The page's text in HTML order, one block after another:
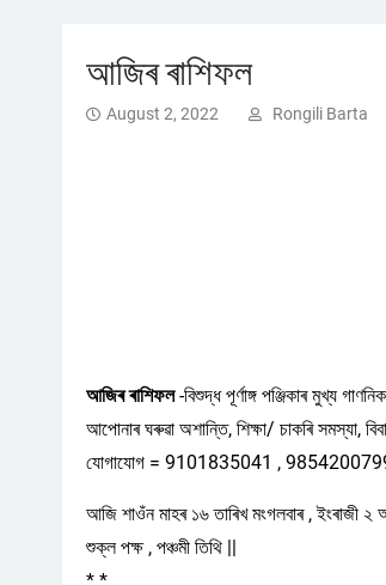
আজিৰ ৰাশিফল
August 2, 2022 Rongili Barta
আজিৰ ৰাশিফল-বিশুদ্ধ পূৰ্ণাঙ্গ পঞ্জিকাৰ মুখ্য
আপোনাৰ ঘৰুৱা অশান্তি, শিক্ষা/ চাকৰি সমস্যা,
যোগাযোগ = 9101835041 , 9854200799
আজি শাওঁন মাহৰ ১৬ তাৰিখ মংগলবাৰ , ইংৰাজী ২
শুক্ল পক্ষ , পঞ্চমী তিথি ||